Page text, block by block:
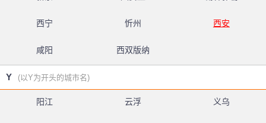
西宁 忻州 西安
咸阳 西双版纳
Y (以Y为开头的城市名)
阳江 云浮 义乌